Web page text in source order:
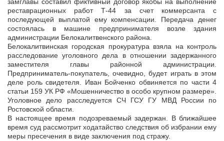
замглавы составил фиктивный договор якобы на выполнение
реставрационных работ Т-44 за счет коммерсанта с
последующей выплатой ему компенсации. Передача денег
состоялась в машине предпринимателя возле здания
администрации Белокалитвенского района.
Белокалитвинская городская прокуратура взяла на контроль
расследование уголовного дела в отношении задержанного
заместителя главы районной администрации.
Предприниматель-покупатель, очевидно, будет играть в этом
деле роль свидетеля. Иван Бойченко обвиняется по части 4
статьи 159 УК РФ «Мошенничество в особо крупном размере».
Уголовное дело расследуется СЧ ГСУ ГУ МВД России по
Ростовской области.
В настоящее время подозреваемый задержан. В ближайшее
время суд рассмотрит ходатайство следствия об избрании ему
меры пресечения в виде заключения под стражу.